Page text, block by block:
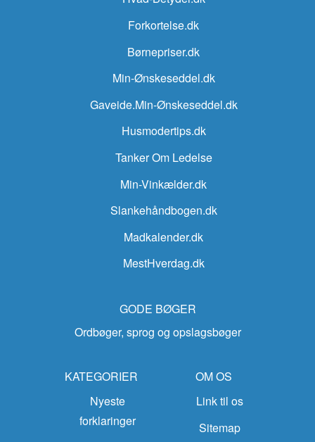
Forkortelse.dk
Børnepriser.dk
Min-Ønskeseddel.dk
Gaveide.Min-Ønskeseddel.dk
Husmodertips.dk
Tanker Om Ledelse
Min-Vinkælder.dk
Slankehåndbogen.dk
Madkalender.dk
MestHverdag.dk
GODE BØGER
Ordbøger, sprog og opslagsbøger
KATEGORIER
Nyeste
forklaringer
OM OS
Link til os
Sitemap